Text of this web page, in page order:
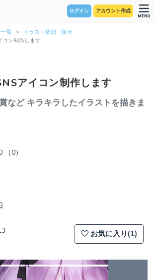
ログイン アカウント作成
覧
イラスト依頼・販売
コン制作します
アイコン制作します
など キラキラしたイラストを描きま
（0）
お気に入り(1)